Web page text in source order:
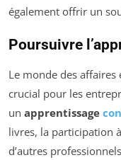
également offrir un
Poursuivre
Le monde des
crucial pour les
un apprentissage
livres, la participation
d’autres